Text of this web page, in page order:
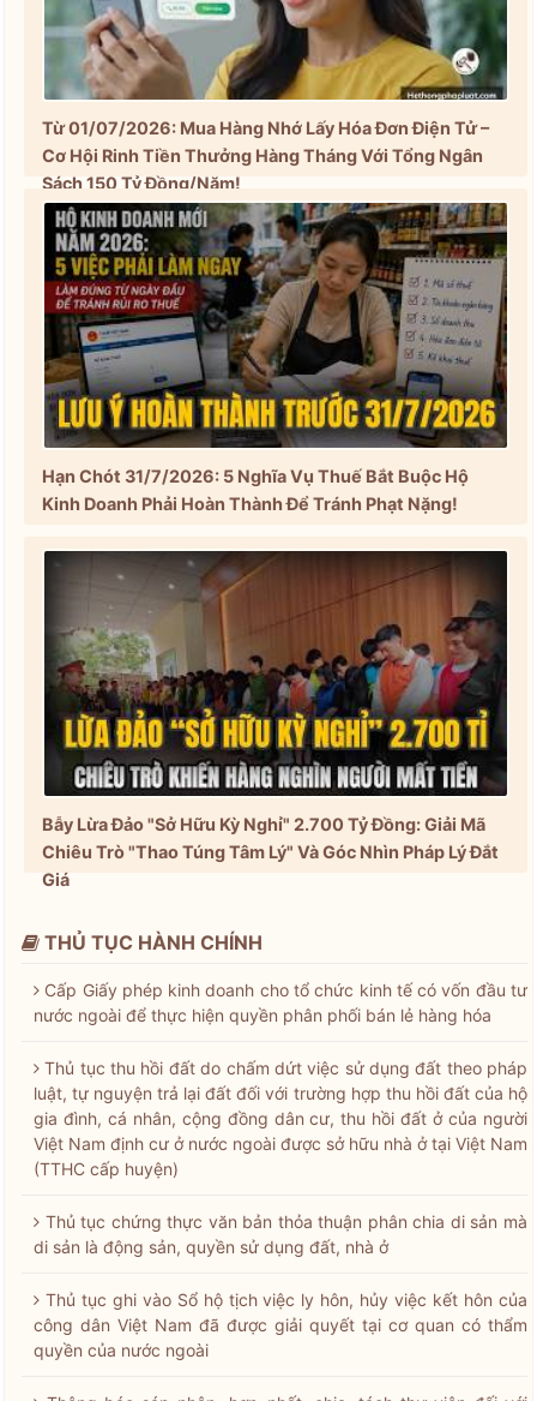
Từ 01/07/2026: Mua Hàng Nhớ Lấy Hóa Đơn Điện Tử –
Cơ Hội Rinh Tiền Thưởng Hàng Tháng Với Tổng Ngân
Sách 150 Tỷ Đồng/Năm!
Hạn Chót 31/7/2026: 5 Nghĩa Vụ Thuế Bắt Buộc Hộ
Kinh Doanh Phải Hoàn Thành Để Tránh Phạt Nặng!
Bẫy Lừa Đảo "Sở Hữu Kỳ Nghỉ" 2.700 Tỷ Đồng: Giải Mã
Chiêu Trò "Thao Túng Tâm Lý" Và Góc Nhìn Pháp Lý Đắt
Giá
THỦ TỤC HÀNH CHÍNH
Cấp Giấy phép kinh doanh cho tổ chức kinh tế có vốn đầu tư
nước ngoài để thực hiện quyền phân phối bán lẻ hàng hóa
Thủ tục thu hồi đất do chấm dứt việc sử dụng đất theo pháp
luật, tự nguyện trả lại đất đối với trường hợp thu hồi đất của hộ
gia đình, cá nhân, cộng đồng dân cư, thu hồi đất ở của người
Việt Nam định cư ở nước ngoài được sở hữu nhà ở tại Việt Nam
(TTHC cấp huyện)
Thủ tục chứng thực văn bản thỏa thuận phân chia di sản mà
di sản là động sản, quyền sử dụng đất, nhà ở
Thủ tục ghi vào Sổ hộ tịch việc ly hôn, hủy việc kết hôn của
công dân Việt Nam đã được giải quyết tại cơ quan có thẩm
quyền của nước ngoài